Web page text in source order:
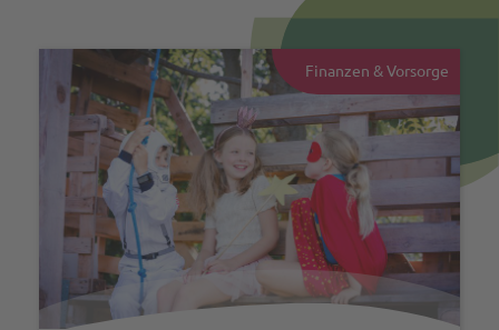
Finanzen & Vorsorge